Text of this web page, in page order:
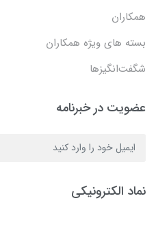
همکاران
بسته های ویژه همکاران
شگفت‌انگیزها
عضویت در خبرنامه
نماد الکترونیکی